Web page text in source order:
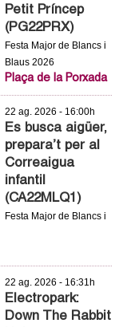
Petit Príncep
(PG22PRX)
Festa Major de Blancs i
Blaus 2026
Plaça de la Porxada
22 ag. 2026 - 16:00h
Es busca aigüer,
prepara’t per al
Correaigua
infantil
(CA22MLQ1)
Festa Major de Blancs i
22 ag. 2026 - 16:31h
Electropark:
Down The Rabbit